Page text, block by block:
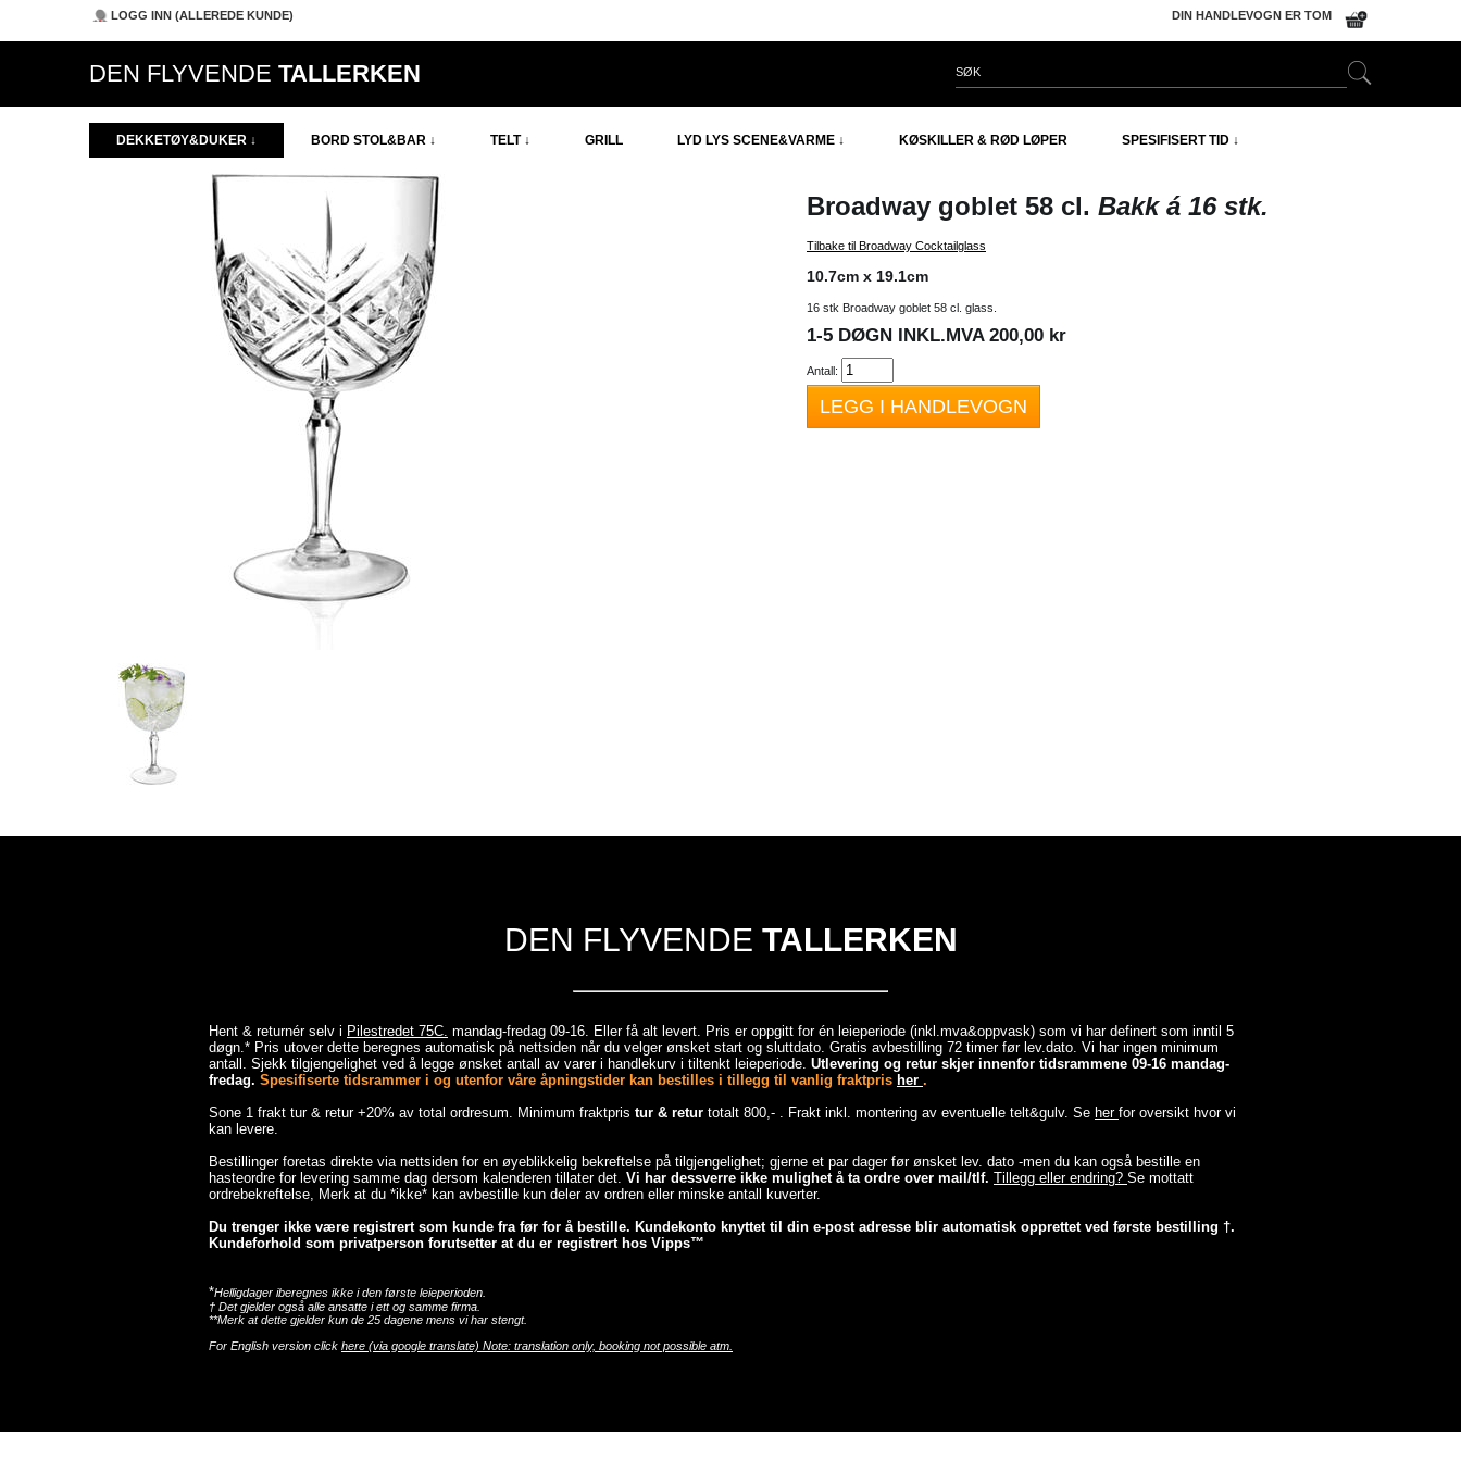
DIN HANDLEVOGN ER TOM
LOGG INN (ALLEREDE KUNDE)
DEN FLYVENDE TALLERKEN
DEKKETØY&DUKER ↓ BORD STOL&BAR ↓ TELT ↓ GRILL LYD LYS SCENE&VARME ↓ KØSKILLER & RØD LØPER SPESIFISERT TID ↓
Broadway goblet 58 cl. Bakk á 16 stk.
Tilbake til Broadway Cocktailglass
10.7cm x 19.1cm
16 stk Broadway goblet 58 cl. glass.
1-5 DØGN INKL.MVA 200,00 kr
Antall:
LEGG I HANDLEVOGN
DEN FLYVENDE TALLERKEN
Hent & returnér selv i Pilestredet 75C. mandag-fredag 09-16. Eller få alt levert. Pris er oppgitt for én leieperiode (inkl.mva&oppvask) som vi har definert som inntil 5
døgn.* Pris utover dette beregnes automatisk på nettsiden når du velger ønsket start og sluttdato. Gratis avbestilling 72 timer før lev.dato. Vi har ingen minimum
antall. Sjekk tilgjengelighet ved å legge ønsket antall av varer i handlekurv i tiltenkt leieperiode. Utlevering og retur skjer innenfor tidsrammene 09-16 mandag-
fredag. Spesifiserte tidsrammer i og utenfor våre åpningstider kan bestilles i tillegg til vanlig fraktpris her .
Sone 1 frakt tur & retur +20% av total ordresum. Minimum fraktpris tur & retur totalt 800,- . Frakt inkl. montering av eventuelle telt&gulv. Se her for oversikt hvor vi
kan levere.
Bestillinger foretas direkte via nettsiden for en øyeblikkelig bekreftelse på tilgjengelighet; gjerne et par dager før ønsket lev. dato -men du kan også bestille en
hasteordre for levering samme dag dersom kalenderen tillater det. Vi har dessverre ikke mulighet å ta ordre over mail/tlf. Tillegg eller endring? Se mottatt
ordrebekreftelse, Merk at du *ikke* kan avbestille kun deler av ordren eller minske antall kuverter.
Du trenger ikke være registrert som kunde fra før for å bestille. Kundekonto knyttet til din e-post adresse blir automatisk opprettet ved første bestilling †.
Kundeforhold som privatperson forutsetter at du er registrert hos Vipps™
*Helligdager iberegnes ikke i den første leieperioden.
† Det gjelder også alle ansatte i ett og samme firma.
**Merk at dette gjelder kun de 25 dagene mens vi har stengt.
For English version click here (via google translate) Note: translation only, booking not possible atm.